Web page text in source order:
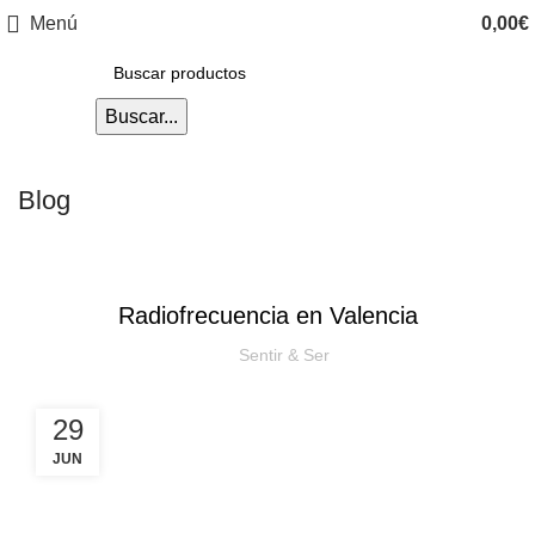
Menú 0,00€
Buscar...
Blog
Radiofrecuencia en Valencia
Sentir & Ser
29
JUN